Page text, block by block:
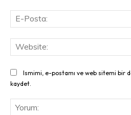
Ismimi, e-postamı ve web sitemi bir
kaydet.